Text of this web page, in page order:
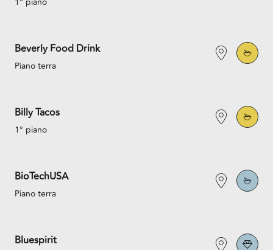
Beverly Food Drink
Piano terra
Billy Tacos
1° piano
BioTechUSA
Piano terra
Bluespirit